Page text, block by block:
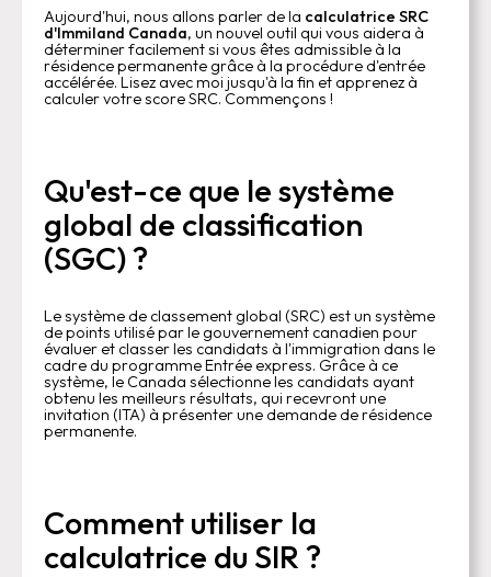
Aujourd'hui, nous allons parler de la calculatrice SRC
d'Immiland Canada, un nouvel outil qui vous aidera à
déterminer facilement si vous êtes admissible à la
résidence permanente grâce à la procédure d'entrée
accélérée. Lisez avec moi jusqu'à la fin et apprenez à
calculer votre score SRC. Commençons !
Qu'est-ce que le système
global de classification
(SGC) ?
Le système de classement global (SRC) est un système
de points utilisé par le gouvernement canadien pour
évaluer et classer les candidats à l'immigration dans le
cadre du programme Entrée express. Grâce à ce
système, le Canada sélectionne les candidats ayant
obtenu les meilleurs résultats, qui recevront une
invitation (ITA) à présenter une demande de résidence
permanente.
Comment utiliser la
calculatrice du SIR ?